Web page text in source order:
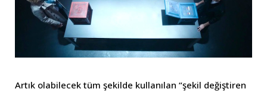
Artık olabilecek tüm şekilde kullanılan “şekil değiştiren